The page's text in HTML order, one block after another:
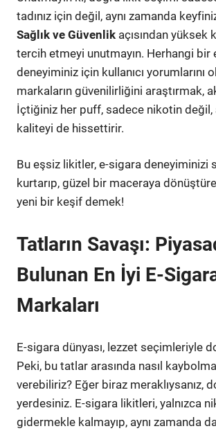
tadınız için değil, aynı zamanda
Sağlık ve Güvenlik açısından yüksek
tercih etmeyi unutmayın. Herhangi bir
deneyiminiz için kullanıcı yorumlarını
markaların güvenilirliğini araştırmak,
İçtiğiniz her puff, sadece nikotin değil,
kaliteyi de hissettirir.
Bu eşsiz likitler, e-sigara deneyiminizi
kurtarıp, güzel bir maceraya
yeni bir keşif demek!
Tatların Savaşı:
Bulunan En İyi E-
Markaları
E-sigara dünyası, lezzet seçimleriyle
Peki, bu tatlar arasında nasıl
verebiliriz? Eğer biraz meraklıysanız,
yerdesiniz. E-sigara likitleri, yalnızca
gidermekle kalmayıp, aynı zamanda